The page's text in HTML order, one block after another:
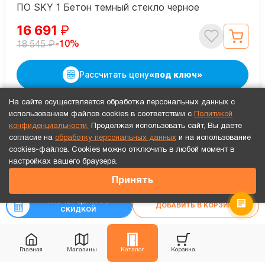
Главная Магазины Каталог Корзина
Точный расчет за 10 минут по СМС или телефону!
РАСЧЕТ ЦЕНЫ СО
СКИДКОЙ
ДОБАВИТЬ В КОРЗИНУ
ПО SKY 1 Бетон темный стекло черное
16 691 ₽
18 545₽-10%
Рассчитать цену«под ключ»
Каждая 3-я дверь бесплатно! Видео обзор
На сайте осуществляется обработка персональных данных с
использованием файлов cookies в соответствии с
Политикой
конфиденциальности. Продолжая использовать сайт, Вы даете
согласие на обработку персональных данных и на использование
cookies-файлов. Cookies можно отключить в любой момент в
настройках вашего браузера.
Принять